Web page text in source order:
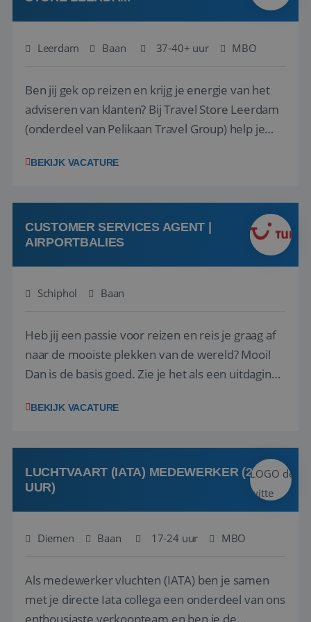
Leerdam Baan 37-40+ uur MBO
Ben jij gek op reizen en krijg je energie van het
adviseren van klanten? Bij Travel Store Leerdam
(onderdeel van Pelikaan Travel Group) help je
vinden. Samen maken we van elke reis een
hebt in de reisbranche of j...
BEKIJK VACATURE
CUSTOMER SERVICES AGENT |
AIRPORTBALIES
Schiphol Baan
Heb jij een passie voor reizen en reis je graag af
naar de mooiste plekken van de wereld? Mooi!
Dan is de basis goed. Zie je het als een uitdaging
het samenstellen en boeken van de perfecte
deze onderdelen zijn nu samen gevoegd...
BEKIJK VACATURE
LUCHTVAART (IATA) MEDEWERKER (24-32
UUR)
Diemen Baan 17-24 uur MBO
Als medewerker vluchten (IATA) ben je samen
met je directe Iata collega een onderdeel van ons